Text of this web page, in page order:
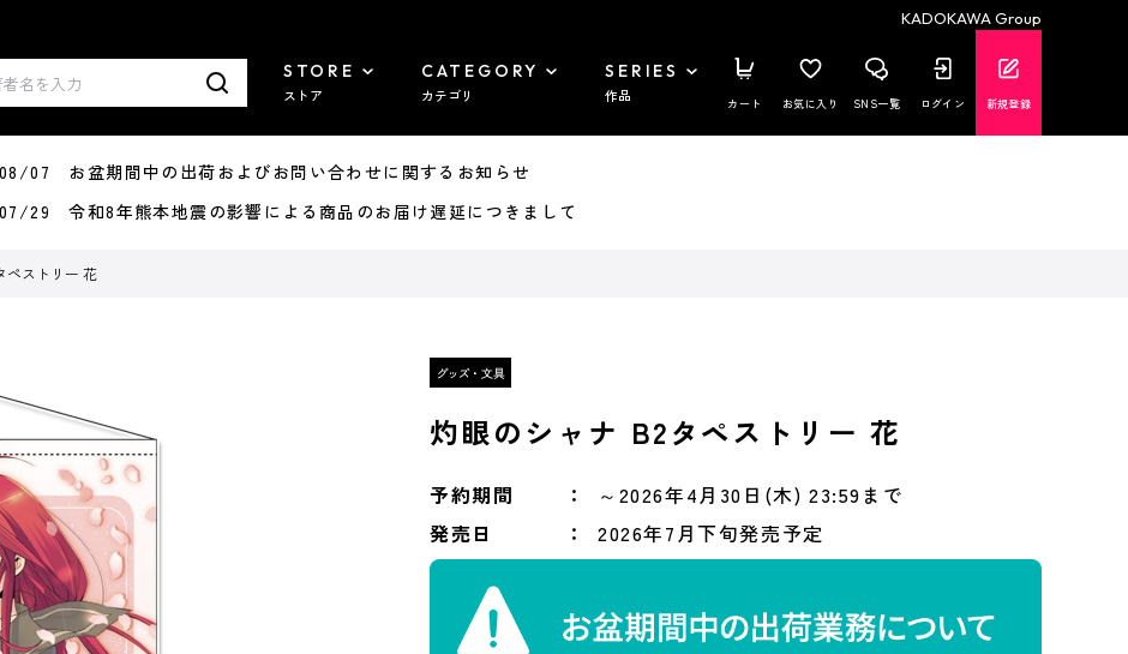
KADOKAWA Group
STORE
ストア
CATEGORY
カテゴリ
SERIES
作品 カート お気に入り SNS一覧 ログイン 新規登録
07 お盆期間中の出荷およびお問い合わせに関するお知らせ
29 令和8年熊本地震の影響による商品のお届け遅延につきまして
ペストリー 花
灼眼のシャナ B2タペストリー 花
予約期間
～2026年4月30日(木) 23:59まで
発売日
2026年7月下旬発売予定